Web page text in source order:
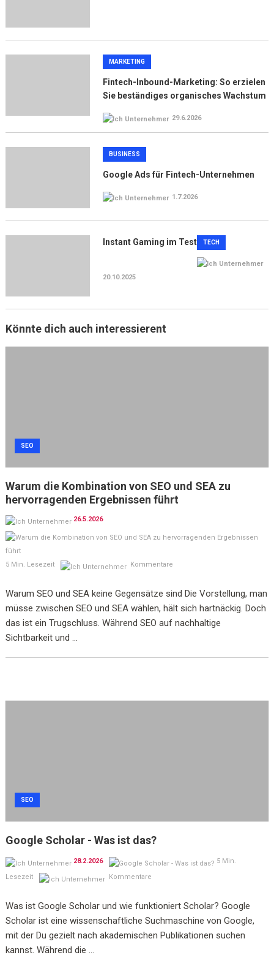
MARKETING
Fintech-Inbound-Marketing: So erzielen
Sie beständiges organisches Wachstum
29.6.2026
BUSINESS
Google Ads für Fintech-Unternehmen
1.7.2026
TECH
Instant Gaming im Test
20.10.2025
Könnte dich auch interessierent
SEO
Warum die Kombination von SEO und SEA zu
hervorragenden Ergebnissen führt
26.5.2026
5 Min. Lesezeit Kommentare
Warum SEO und SEA keine Gegensätze sind Die Vorstellung, man
müsse zwischen SEO und SEA wählen, hält sich hartnäckig. Doch
das ist ein Trugschluss. Während SEO auf nachhaltige
Sichtbarkeit und ...
SEO
Google Scholar - Was ist das?
28.2.2026
5 Min.
Lesezeit
Kommentare
Was ist Google Scholar und wie funktioniert Scholar? Google
Scholar ist eine wissenschaftliche Suchmaschine von Google,
mit der Du gezielt nach akademischen Publikationen suchen
kannst. Während die ...